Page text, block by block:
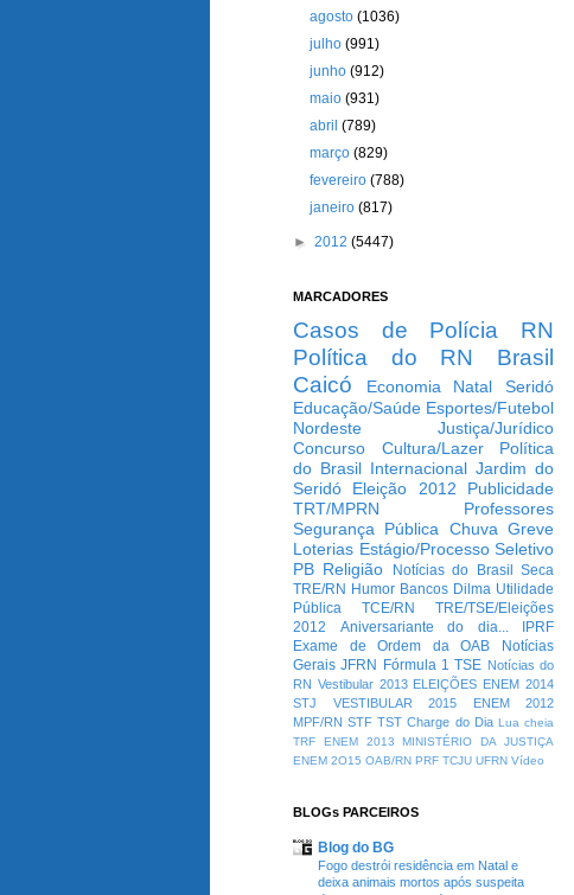
agosto(1036)
julho(991)
junho(912)
maio(931)
abril(789)
março(829)
fevereiro(788)
janeiro(817)
► 2012 (5447)
MARCADORES
Casos de Polícia
RN
Política do RN
Brasil
Caicó
Economia Natal
Seridó
Educação/Saúde Esportes/Futebol
Nordeste
Justiça/Jurídico
Concurso
Cultura/Lazer
Política
do Brasil Internacional Jardim do
Seridó
Eleição 2012
Publicidade
TRT/MPRN
Professores
Segurança Pública Chuva Greve
Loterias Estágio/Processo Seletivo
PB Religião Notícias do Brasil
Seca
TRE/RN Humor Bancos Dilma Utilidade
Pública
TCE/RN
TRE/TSE/Eleições
2012
Aniversariante do dia...
IPRF
Exame de Ordem da OAB
Notícias
Gerais JFRN Fórmula 1 TSE Notícias do
RN Vestibular 2013 ELEIÇÕES ENEM 2014
STJ
VESTIBULAR 2015
ENEM 2012
MPF/RN STF TST Charge do Dia Lua cheia
TRF
ENEM 2013
MINISTÉRIO DA JUSTIÇA
ENEM 2O15 OAB/RN PRF TCJU UFRN Vídeo
BLOGs PARCEIROS
Blog do BG
Fogo destrói residência em Natal e
deixa animais mortos após suspeita